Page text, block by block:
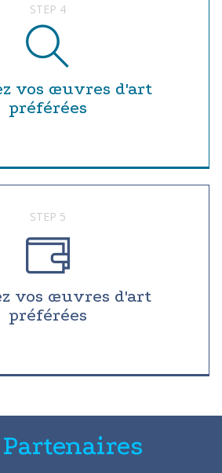
STEP 4
vos œuvres d'art
préférées
STEP 5
vos œuvres d'art
préférées
Partenaires